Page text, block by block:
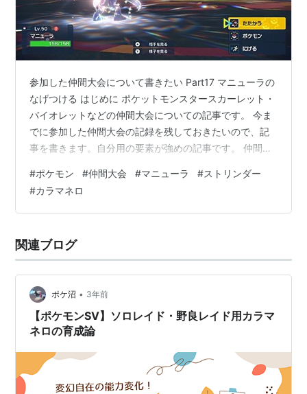
高さ 1.5m
重さ 47.0kg
マーイーカ
-Lv.30->
カラマネロ
参加した仲間大会について書きたい Part17 マニューラの
なげつける はじめに ポケットモンスタースカーレット・
バイオレットなどの仲間大会についての記事です。 今ま
でに参加した仲間大会の記録を残しておきたいので、記
事を書きます。自分用の要素が強めの記事です。 仲間大
ているシリーズで、今回が第17弾・SVとしては10回目で
す。下記記事は前回までのものです。 【ポケモン剣盾】
2021年4~6月に参加した仲間大会・公式大会 【ポケモン
盾】2021年10~12月に参加した仲間大会 【ポケモ…
#ポケモン #仲間大会 #マニューラ #ストリンダー
#カラマネロ
関連ブログ
ポケ沼 • 3年前
【ポケモンSV】ソロレイド・野良レイド用カラマ
ネロの育成論